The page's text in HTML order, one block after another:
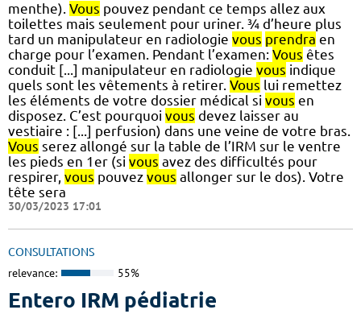
menthe). Vous pouvez pendant ce temps allez aux
toilettes mais seulement pour uriner. ¾ d’heure plus
tard un manipulateur en radiologie vous prendra en
charge pour l’examen. Pendant l’examen: Vous êtes
conduit [...] manipulateur en radiologie vous indique
quels sont les vêtements à retirer. Vous lui remettez
les éléments de votre dossier médical si vous en
disposez. C’est pourquoi vous devez laisser au
vestiaire : [...] perfusion) dans une veine de votre bras.
Vous serez allongé sur la table de l’IRM sur le ventre
les pieds en 1er (si vous avez des difficultés pour
respirer, vous pouvez vous allonger sur le dos). Votre
tête sera
30/03/2023 17:01
CONSULTATIONS
relevance: 55%
Entero IRM pédiatrie